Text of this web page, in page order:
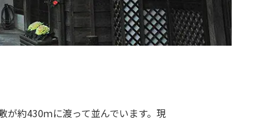
約430ｍに渡って並んでいます。現